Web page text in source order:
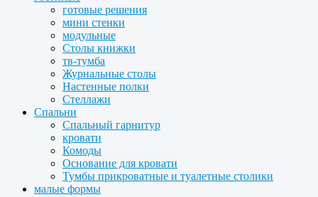
готовые решения
мини стенки
модульные
Столы книжки
тв-тумба
Журнальные столы
Настенные полки
Стеллажи
Спальни
Спальный гарнитур
кровати
Комоды
Основание для кровати
Тумбы прикроватные и туалетные столики
малые формы